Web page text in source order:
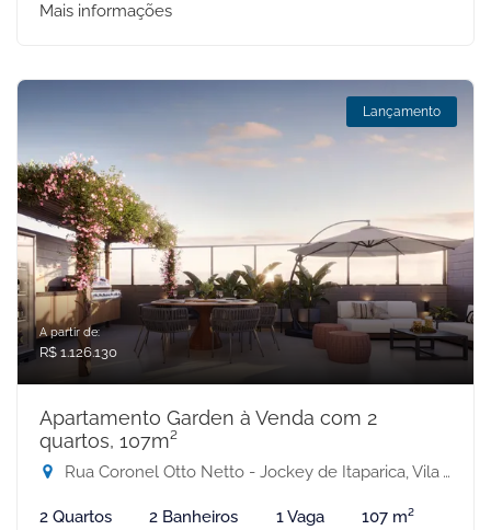
Mais informações
Lançamento
A partir de:
R$ 1.126.130
Apartamento Garden à Venda com 2
quartos, 107m²
Rua Coronel Otto Netto - Jockey de Itaparica, Vila Velha-ES
2 Quartos 2 Banheiros 1 Vaga 107 m²